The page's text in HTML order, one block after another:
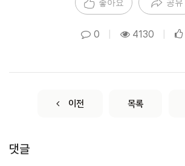
좋아요 공유
0 4130
이전 목록
댓글